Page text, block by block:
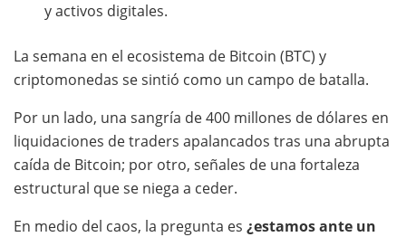
y activos digitales.
La semana en el ecosistema de Bitcoin (BTC) y
criptomonedas se sintió como un campo de batalla.
Por un lado, una sangría de 400 millones de dólares en
liquidaciones de traders apalancados tras una abrupta
caída de Bitcoin; por otro, señales de una fortaleza
estructural que se niega a ceder.
En medio del caos, la pregunta es ¿estamos ante un